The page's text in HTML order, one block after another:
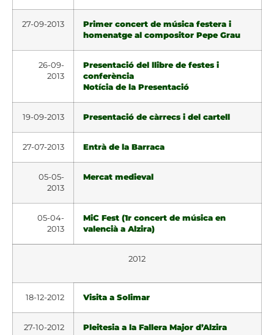
27-09-2013
Primer concert de música festera i
homenatge al compositor Pepe Grau
26-09-
2013
Presentació del llibre de festes i
conferència
Notícia de la Presentació
19-09-2013 Presentació de càrrecs i del cartell
27-07-2013 Entrà de la Barraca
05-05-
2013
Mercat medieval
05-04-
2013
MiC Fest (1r concert de música en
valencià a Alzira)
2012
18-12-2012 Visita a Solimar
27-10-2012 Pleitesia a la Fallera Major d’Alzira